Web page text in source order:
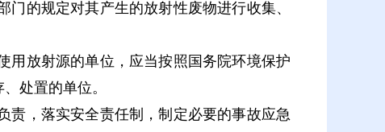
的规定对其产生的放射性废物进行收集、
放射源的单位，应当按照国务院环境保护
处置的单位。
，落实安全责任制，制定必要的事故应急